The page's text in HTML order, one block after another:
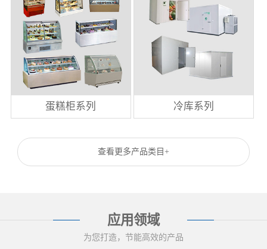
蛋糕柜系列 冷库系列
查看更多产品类目+
应用领域
为您打造，节能高效的产品